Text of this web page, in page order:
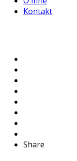
Kontakt
Share